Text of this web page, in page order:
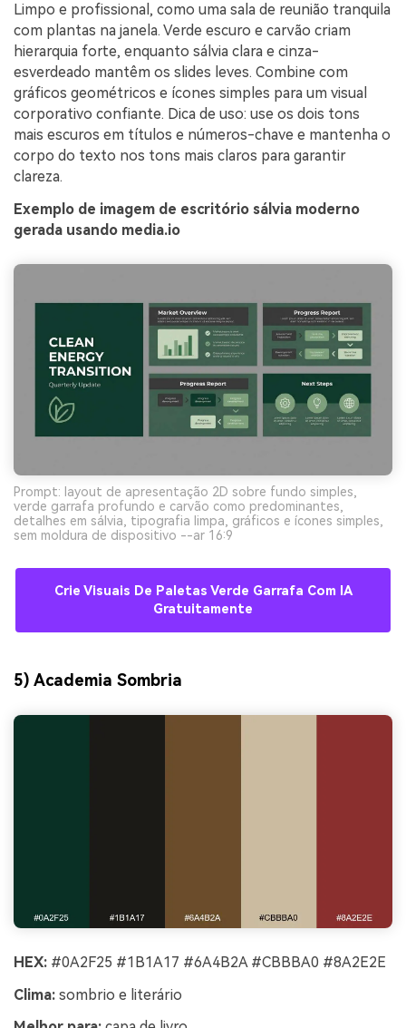
Limpo e profissional, como uma sala de reunião tranquila
com plantas na janela. Verde escuro e carvão criam
hierarquia forte, enquanto sálvia clara e cinza-
esverdeado mantêm os slides leves. Combine com
gráficos geométricos e ícones simples para um visual
corporativo confiante. Dica de uso: use os dois tons
mais escuros em títulos e números-chave e mantenha o
corpo do texto nos tons mais claros para garantir
clareza.
Exemplo de imagem de escritório sálvia moderno
gerada usando media.io
Prompt: layout de apresentação 2D sobre fundo simples,
verde garrafa profundo e carvão como predominantes,
detalhes em sálvia, tipografia limpa, gráficos e ícones simples,
sem moldura de dispositivo --ar 16:9
Crie Visuais De Paletas Verde Garrafa Com IA
Gratuitamente
5) Academia Sombria
HEX: #0A2F25 #1B1A17 #6A4B2A #CBBBA0 #8A2E2E
Clima: sombrio e literário